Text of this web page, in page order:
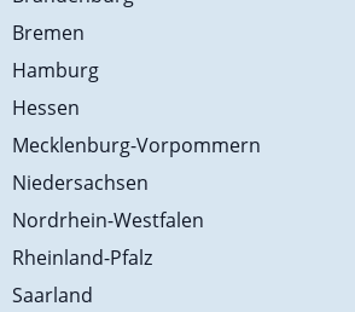
Bremen
Hamburg
Hessen
Mecklenburg-Vorpommern
Niedersachsen
Nordrhein-Westfalen
Rheinland-Pfalz
Saarland